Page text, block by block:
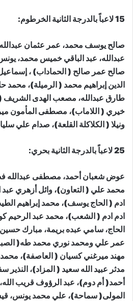
15 لاعباً بالدرجة الثانية الخرطوم:
صالح يوسف محمد، عمر عثمان عبدالله(
عبدالله، عبد الباقي خميس محمد،
صالح عمر صالح ( الحماداب) ،
الدين إبراهيم محمد ( الرميلة)، محمد
طارق عبدالله، مصعب الهدى الشريف
خيري ( اللاماب)، مصطفى المأمون
ونيلا ( الكلاكلة القلعة)، صدام علي
25 لاعباً بالدرجة الثانية بحري:
عوض شعبان أحمد، مصطفى عبدالله
محمد علي ( التعاون)، وائل أزهري
ادم ( الحاج يوسف)، محمد إبراهيم
ادم ادم ( الشعب)، محمد عبد الرحيم
الحاج، سامي عبده بريمة، مبارك حسين
عمر علي ومحمد نوري محمد طه(
مهند ميرغني كسيان ( العاصفة)، محمد
مدثر عبيد الله سعيد ( المزاد)،
أحمد( أم دوم)، عبد الرؤوف قريب
المولى( سماحة)، علي محمد